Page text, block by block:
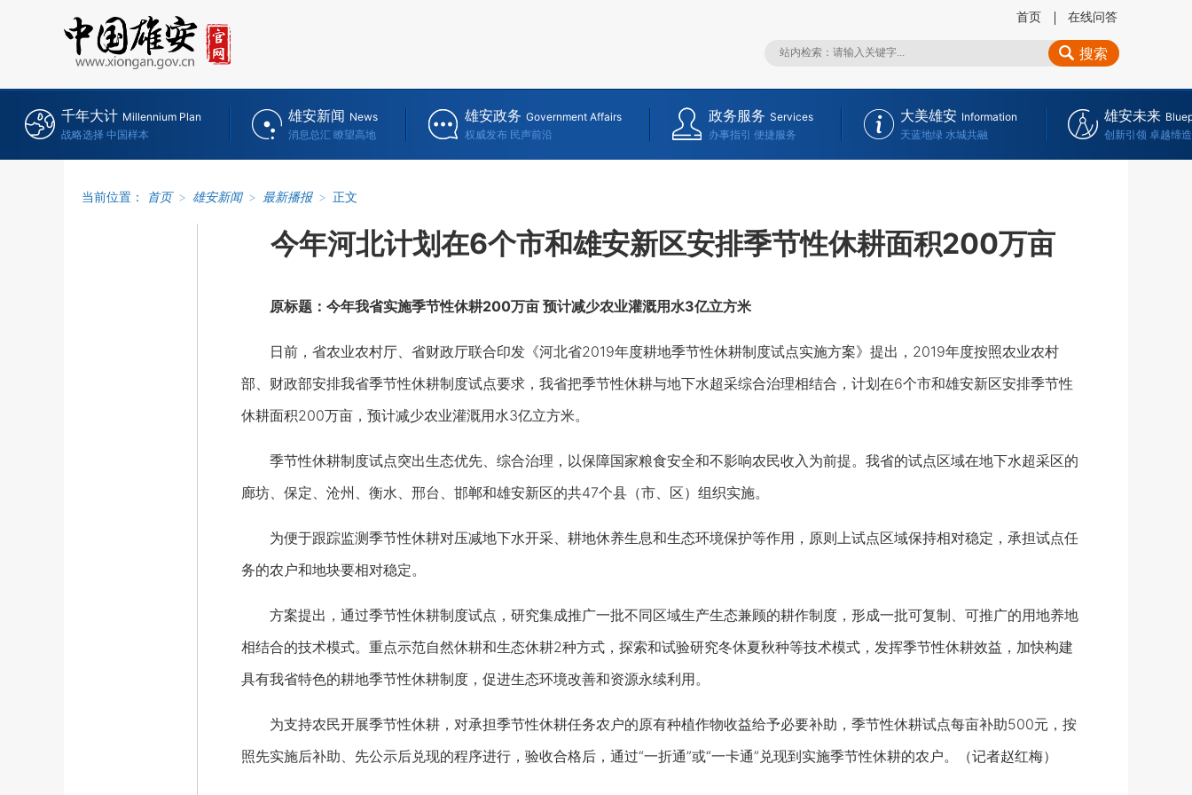
首页 在线问答
搜索
千年大计 Millennium Plan
战略选择 中国样本
雄安新闻 News
消息总汇 瞭望高地
雄安政务 Government Affairs
权威发布 民声前沿
政务服务 Services
办事指引 便捷服务
大美雄安 Information
天蓝地绿 水城共融
雄安未来
创新引领 卓越缔造
当前位置： 首页 > 雄安新闻 > 最新播报 > 正文
今年河北计划在6个市和雄安新区安排季节性休耕面积200万亩
原标题：今年我省实施季节性休耕200万亩 预计减少农业灌溉用水3亿立方米
日前，省农业农村厅、省财政厅联合印发《河北省2019年度耕地季节性休耕制度试点实施方案》提出，2019年度按照农业农村
部、财政部安排我省季节性休耕制度试点要求，我省把季节性休耕与地下水超采综合治理相结合，计划在6个市和雄安新区安排季节性
休耕面积200万亩，预计减少农业灌溉用水3亿立方米。
季节性休耕制度试点突出生态优先、综合治理，以保障国家粮食安全和不影响农民收入为前提。我省的试点区域在地下水超采区的
廊坊、保定、沧州、衡水、邢台、邯郸和雄安新区的共47个县（市、区）组织实施。
为便于跟踪监测季节性休耕对压减地下水开采、耕地休养生息和生态环境保护等作用，原则上试点区域保持相对稳定，承担试点任
务的农户和地块要相对稳定。
方案提出，通过季节性休耕制度试点，研究集成推广一批不同区域生产生态兼顾的耕作制度，形成一批可复制、可推广的用地养地
相结合的技术模式。重点示范自然休耕和生态休耕2种方式，探索和试验研究冬休夏秋种等技术模式，发挥季节性休耕效益，加快构建
具有我省特色的耕地季节性休耕制度，促进生态环境改善和资源永续利用。
为支持农民开展季节性休耕，对承担季节性休耕任务农户的原有种植作物收益给予必要补助，季节性休耕试点每亩补助500元，按
照先实施后补助、先公示后兑现的程序进行，验收合格后，通过“一折通”或“一卡通”兑现到实施季节性休耕的农户。（记者赵红梅）